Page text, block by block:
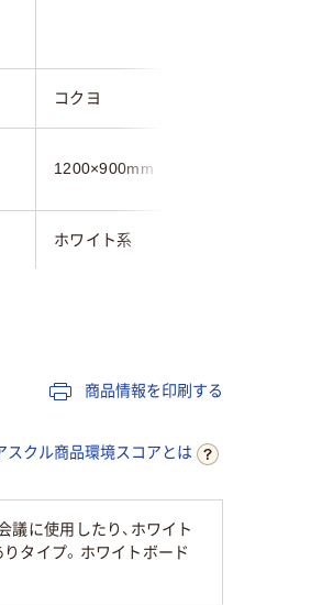
コクヨ
1200×900mm
ホワイト系
1.8mm
商品情報を印刷する
スクル商品環境スコアとは
に使用したり、ホワイト
タイプ。ホワイトボード